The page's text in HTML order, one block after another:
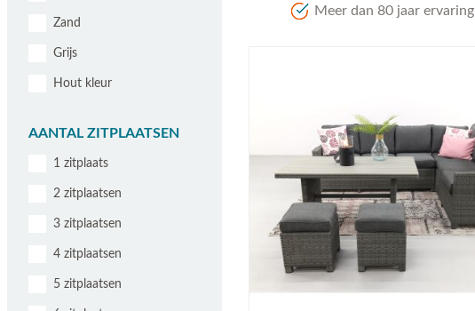
Meer dan 80 jaar ervaring
Zand
Grijs
Hout kleur
AANTAL ZITPLAATSEN
1 zitplaats
2 zitplaatsen
3 zitplaatsen
4 zitplaatsen
5 zitplaatsen